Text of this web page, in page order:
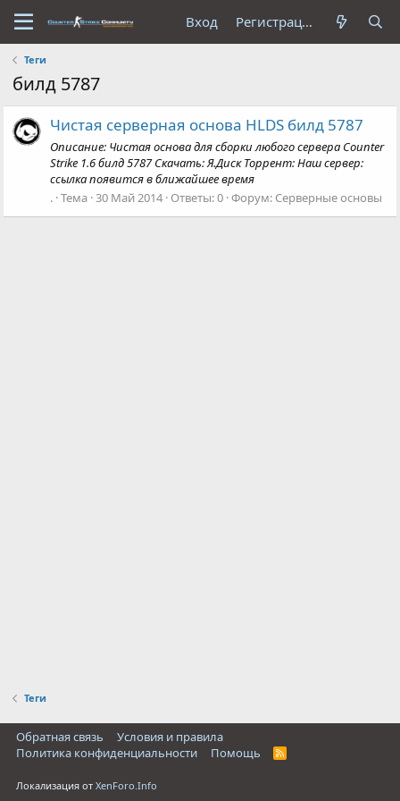
Вход Регистрация
Теги
билд 5787
Чистая серверная основа HLDS билд 5787
Описание: Чистая основа для сборки любого сервера Counter
Strike 1.6 билд 5787 Скачать: Я.Диск Торрент: Наш сервер:
ссылка появится в ближайшее время
. Тема 30 Май 2014 Ответы: 0 Форум: Серверные основы
Теги
Обратная связь
Условия и правила
Политика конфиденциальности
Помощь
R
Локализация отXenForo.Info